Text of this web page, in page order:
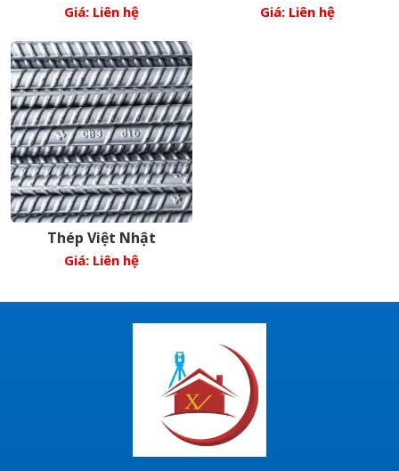
Giá: Liên hệ Giá: Liên hệ
Thép Việt Nhật
Giá: Liên hệ